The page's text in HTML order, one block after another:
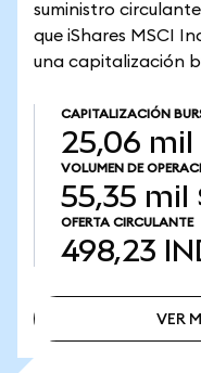
suministro
que iShares MSCI
una capitalización
CAPITALIZACIÓN
25,06 mil
VOLUMEN DE
55,35 mil
OFERTA CIRCULANTE
498,23
VER